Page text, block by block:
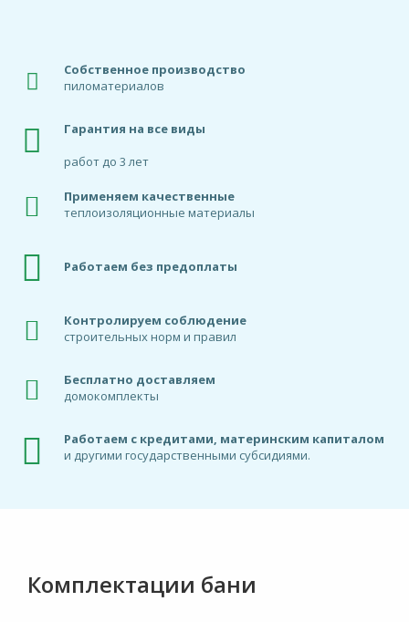
Собственное производство
пиломатериалов
Гарантия на все виды
работ до 3 лет
Применяем качественные
теплоизоляционные материалы
Работаем без предоплаты
Контролируем соблюдение
строительных норм и правил
Бесплатно доставляем
домокомплекты
Работаем с кредитами, материнским капиталом
и другими государственными субсидиями.
Комплектации бани